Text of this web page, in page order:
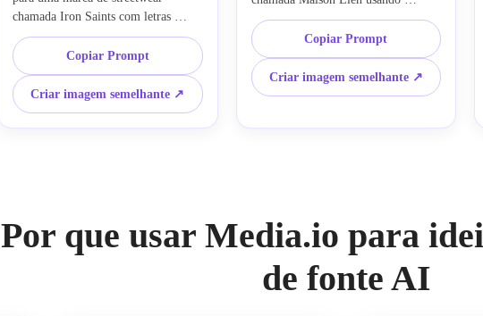
chamada Iron Saints com letras
góticas nítidas, forte ritmo vertical e
um layout monocromático de alto
contraste. Use textura sutil,
composição central ousada, clima
editorial de moda, fundo limpo e
energia de marca de roupas premium
Copiar Prompt
Criar imagem semelhante ↗
tipografia serif fina e elegante,
espaçamento arejado e um layout
centrado limpo. Mantenha a paleta
preta e marfim suave, com uma
estética de revista de luxo, contraste
e acabamento premium suave para
Copiar Prompt
Criar imagem semelhante ↗
Por que usar Media.io para
de fonte AI